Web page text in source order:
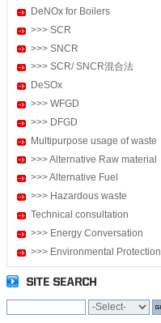
DeNOx for Boilers
>>> SCR
>>> SNCR
>>> SCR/ SNCR混合法
DeSOx
>>> WFGD
>>> DFGD
Multipurpose usage of waste
>>> Alternative Raw material
>>> Alternative Fuel
>>> Hazardous waste
Technical consultation
>>> Energy Conversation
>>> Environmental Protection